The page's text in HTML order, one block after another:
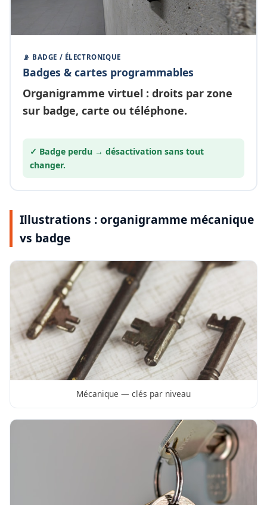
📡 BADGE / ÉLECTRONIQUE
Badges & cartes programmables
Organigramme virtuel : droits par zone
sur badge, carte ou téléphone.
✓ Badge perdu → désactivation sans tout
changer.
Illustrations : organigramme mécanique
vs badge
Mécanique — clés par niveau